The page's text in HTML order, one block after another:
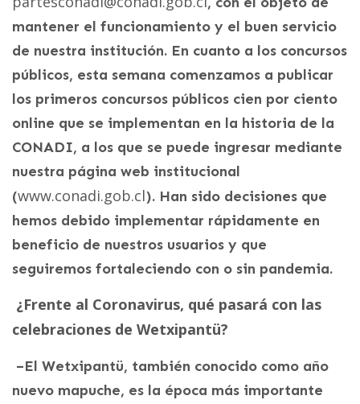
mantener el funcionamiento y el buen servicio
de nuestra institución. En cuanto a los concursos
públicos, esta semana comenzamos a publicar
los primeros concursos públicos cien por ciento
online que se implementan en la historia de la
CONADI, a los que se puede ingresar mediante
nuestra página web institucional
(www.conadi.gob.cl). Han sido decisiones que
hemos debido implementar rápidamente en
beneficio de nuestros usuarios y que
seguiremos fortaleciendo con o sin pandemia.
¿Frente al Coronavirus, qué pasará con las
celebraciones de Wetxipantü?
–El Wetxipantü, también conocido como año
nuevo mapuche, es la época más importante